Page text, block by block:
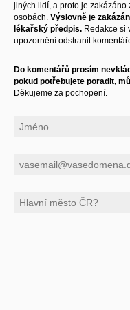
jiných lidí, a proto je
osobách. Výslovně je
lékařský předpis. Redakce si
upozornění odstranit
Do komentářů prosím
pokud potřebujete poradit,
Děkujeme za pochopení.